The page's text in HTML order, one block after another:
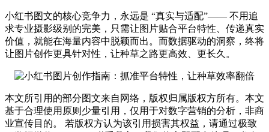
小红书图文的核心竞争力，永远是 “真实与适配”—— 不用追
求专业摄影级别的完美，只需让图片贴合平台特性、传递真实
价值，就能在海量内容中脱颖而出。而数据驱动的洞察，终将
让图片创作更具针对性，让种草之路更高效、更长久。
本文所引用的部分图文来自网络，版权归属版权方所有。本文
基于合理使用原则少量引用，仅用于对数字营销的分析，非商
业宣传目的。 若版权方认为该引用损害其权益，请通过极致